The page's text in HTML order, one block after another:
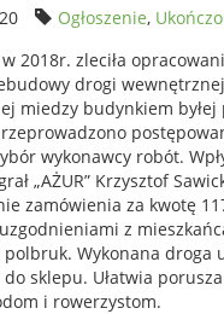
Ogłoszenie,
2018r. zleciła
drogi
miedzy budynkiem byłej
wykonawcy robót.
„AŻUR” Krzysztof
zamówienia za kwotę
z
Wykonana droga
do sklepu. Ułatwia
i rowerzystom.